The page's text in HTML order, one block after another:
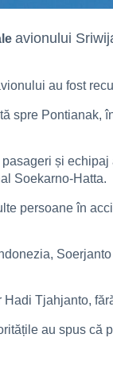
avionului
au fost
spre
și
Soekarno-Hatta.
persoane în
Tjahjanto,
au spus